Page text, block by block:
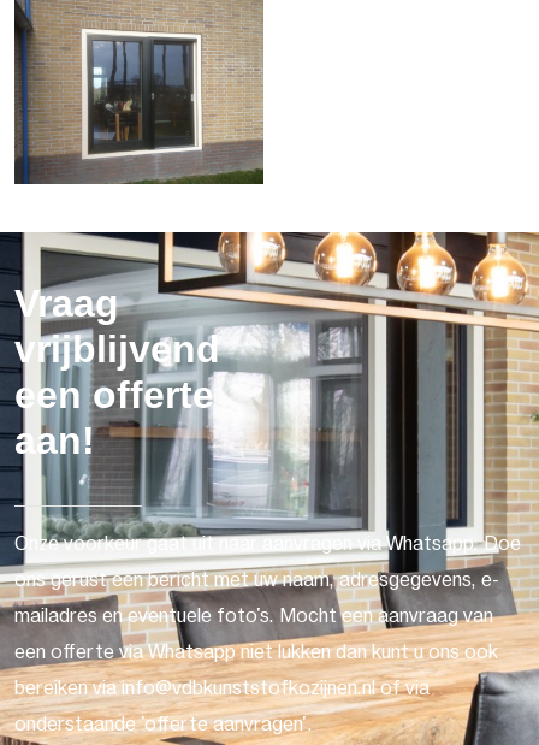
Vraag
vrijblijvend
een offerte
aan!
Onze voorkeur gaat uit naar aanvragen via Whatsapp. Doe
ons gerust een bericht met uw naam, adresgegevens, e-
mailadres en eventuele foto's. Mocht een aanvraag van
een offerte via Whatsapp niet lukken dan kunt u ons ook
bereiken via info@vdbkunststofkozijnen.nl of via
onderstaande 'offerte aanvragen'.